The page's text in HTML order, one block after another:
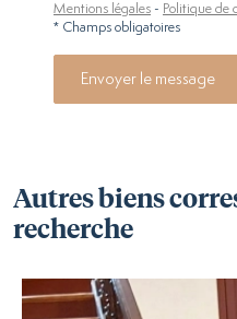
Mentions légales - Politique de
* Champs obligatoires
Envoyer le message
Autres biens
recherche